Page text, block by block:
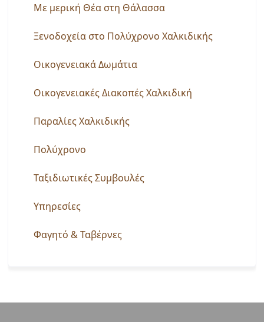
Με μερική Θέα στη Θάλασσα
Ξενοδοχεία στο Πολύχρονο Χαλκιδικής
Οικογενειακά Δωμάτια
Οικογενειακές Διακοπές Χαλκιδική
Παραλίες Χαλκιδικής
Πολύχρονο
Ταξιδιωτικές Συμβουλές
Υπηρεσίες
Φαγητό & Ταβέρνες